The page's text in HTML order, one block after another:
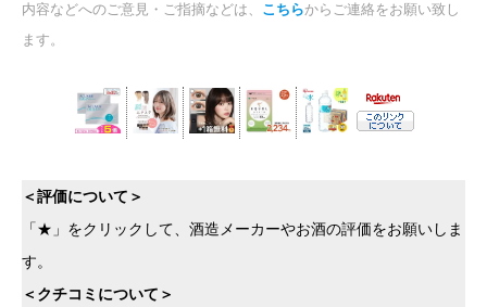
内容などへのご意見・ご指摘などは、 こちらからご連絡をお願い致し
ます。
＜評価について＞
「★」をクリックして、酒造メーカーやお酒の評価をお願いしま
す。
＜クチコミについて＞